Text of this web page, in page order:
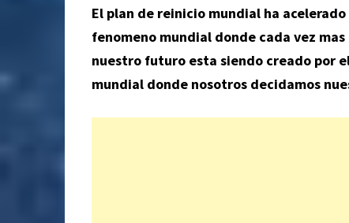
El plan de reinicio mundial ha
fenomeno mundial donde cada vez
nuestro futuro esta siendo creado por
mundial donde nosotros decidamos